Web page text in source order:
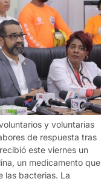
y voluntarias
de respuesta tras
este viernes un
un medicamento que
las bacterias. La